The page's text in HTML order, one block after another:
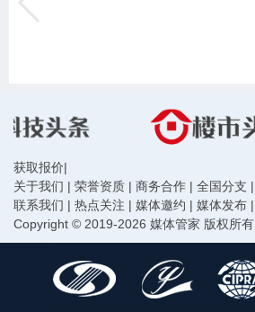
获取报价|
关于我们 | 荣誉资质 | 商务合作 | 全国分支 |
联系我们 | 热点关注 | 媒体邀约 | 媒体发布 |
Copyright © 2019-2026 媒体管家 版权所有